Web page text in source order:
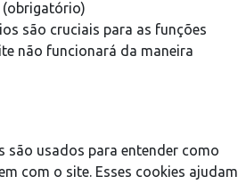
(obrigatório)
são cruciais para as funções
não funcionará da maneira
são usados para entender como
com o site. Esses cookies ajudam